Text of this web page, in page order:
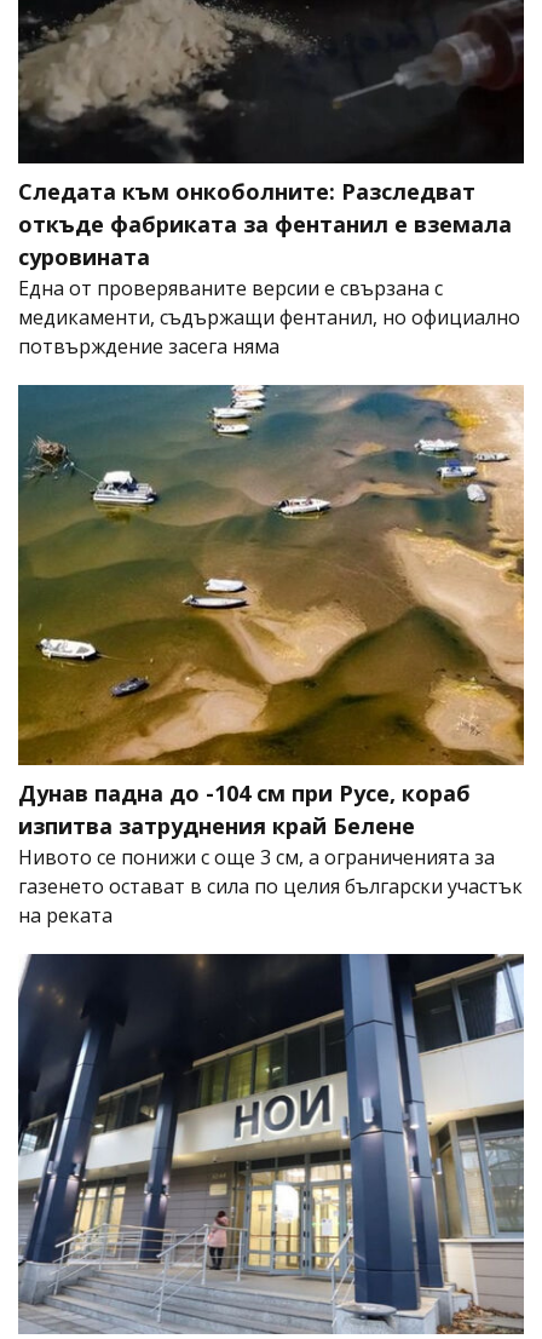
Следата към онкоболните: Разследват
откъде фабриката за фентанил е вземала
суровината
Една от проверяваните версии е свързана с
медикаменти, съдържащи фентанил, но официално
потвърждение засега няма
Дунав падна до -104 см при Русе, кораб
изпитва затруднения край Белене
Нивото се понижи с още 3 см, а ограниченията за
газенето остават в сила по целия български участък
на реката